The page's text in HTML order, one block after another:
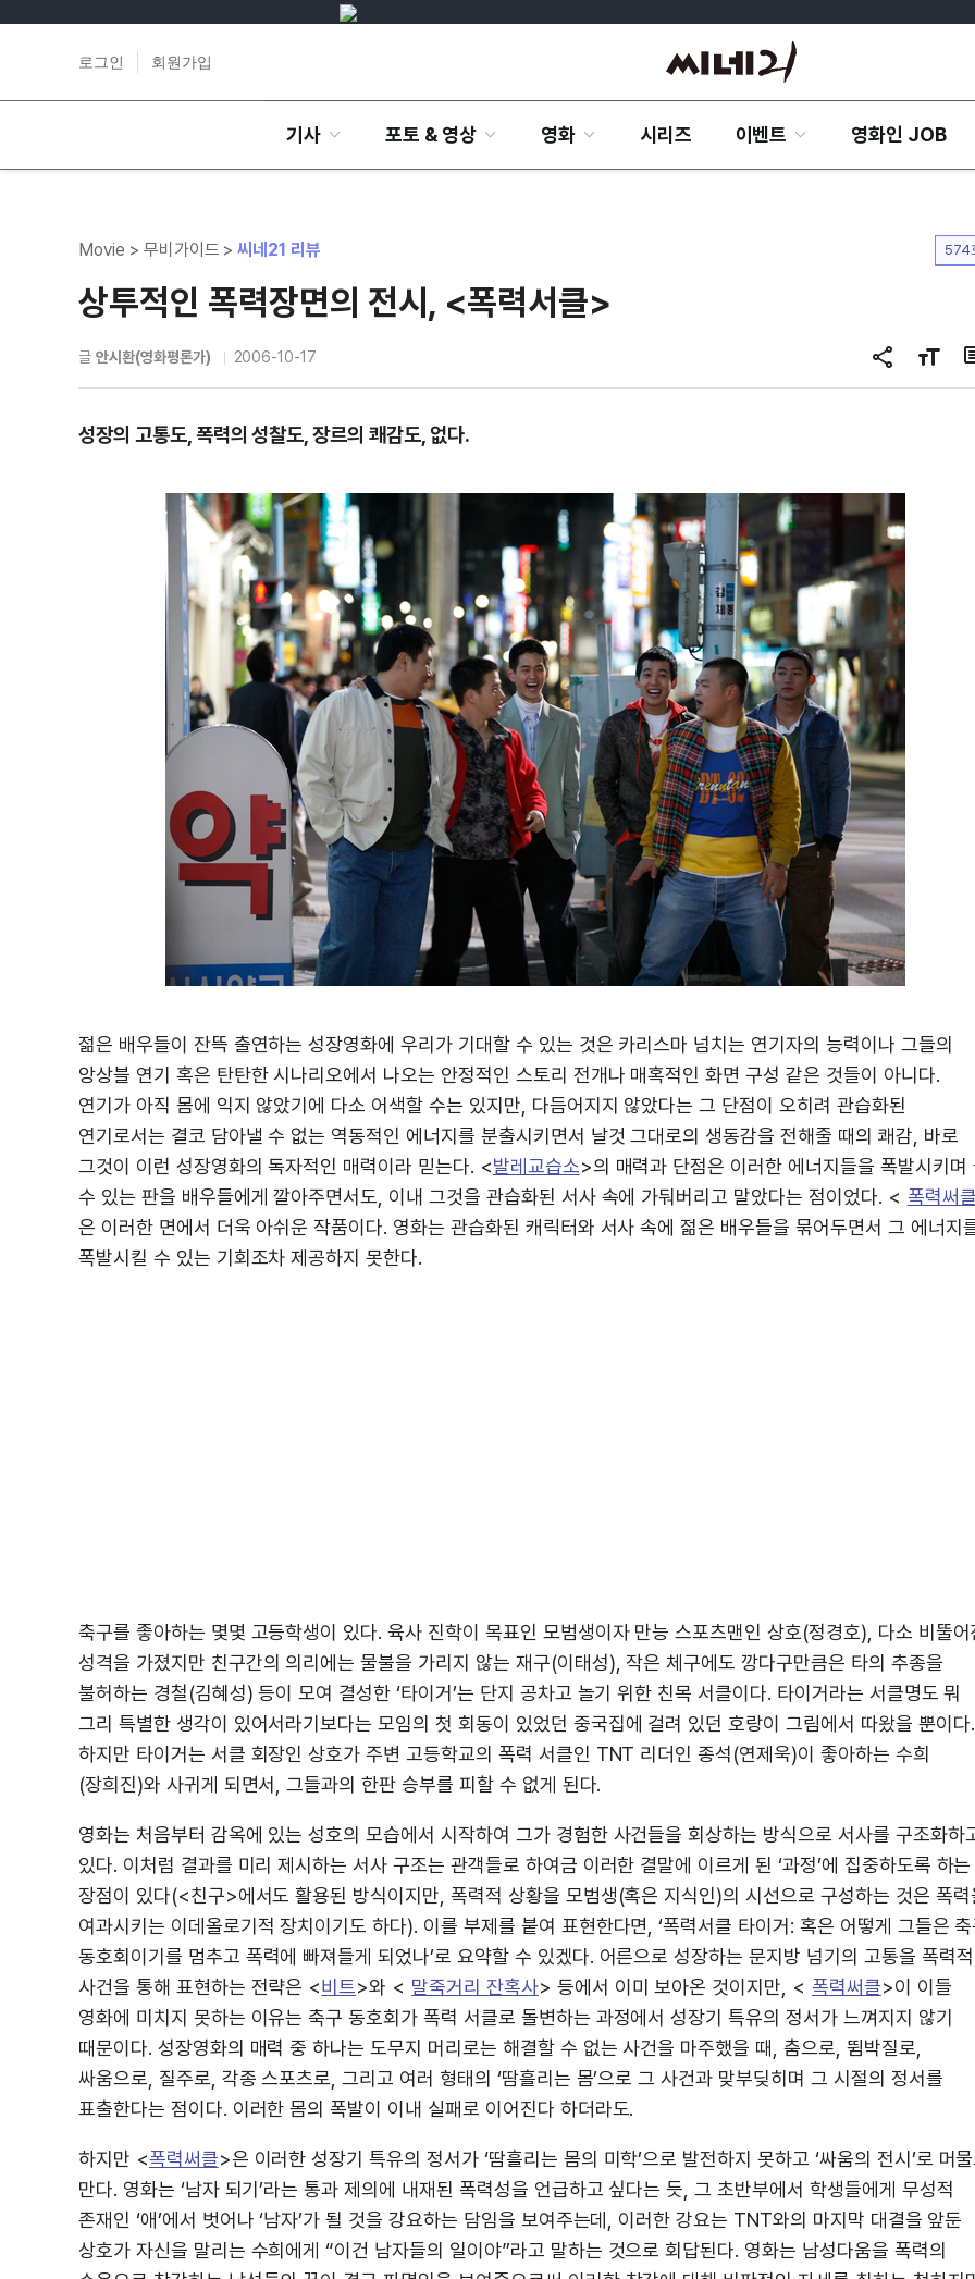
로그인 회원가입
기사 포토 & 영상 영화 시리즈 이벤트 영화인 JOB
Movie > 무비가이드 >씨네21 리뷰 574
상투적인 폭력장면의 전시, <폭력서클>
글 안시환(영화평론가) 2006-10-17
공
유
글
자
성장의 고통도, 폭력의 성찰도, 장르의 쾌감도, 없다.
젊은 배우들이 잔뜩 출연하는 성장영화에 우리가 기대할 수 있는 것은 카리스마 넘치는 연기자의 능력이나 그들의
앙상블 연기 혹은 탄탄한 시나리오에서 나오는 안정적인 스토리 전개나 매혹적인 화면 구성 같은 것들이 아니다.
연기가 아직 몸에 익지 않았기에 다소 어색할 수는 있지만, 다듬어지지 않았다는 그 단점이 오히려 관습화된
연기로서는 결코 담아낼 수 없는 역동적인 에너지를 분출시키면서 날것 그대로의 생동감을 전해줄 때의 쾌감, 바로
그것이 이런 성장영화의 독자적인 매력이라 믿는다. <발레교습소>의 매력과 단점은 이러한 에너지들을 폭발시키며
수 있는 판을 배우들에게 깔아주면서도, 이내 그것을 관습화된 서사 속에 가둬버리고 말았다는 점이었다. < 폭력써
은 이러한 면에서 더욱 아쉬운 작품이다. 영화는 관습화된 캐릭터와 서사 속에 젊은 배우들을 묶어두면서 그 에너지
폭발시킬 수 있는 기회조차 제공하지 못한다.
축구를 좋아하는 몇몇 고등학생이 있다. 육사 진학이 목표인 모범생이자 만능 스포츠맨인 상호(정경호), 다소 비뚤어
성격을 가졌지만 친구간의 의리에는 물불을 가리지 않는 재구(이태성), 작은 체구에도 깡다구만큼은 타의 추종을
불허하는 경철(김혜성) 등이 모여 결성한 ‘타이거’는 단지 공차고 놀기 위한 친목 서클이다. 타이거라는 서클명도 뭐
그리 특별한 생각이 있어서라기보다는 모임의 첫 회동이 있었던 중국집에 걸려 있던 호랑이 그림에서 따왔을 뿐이다.
하지만 타이거는 서클 회장인 상호가 주변 고등학교의 폭력 서클인 TNT 리더인 종석(연제욱)이 좋아하는 수희
(장희진)와 사귀게 되면서, 그들과의 한판 승부를 피할 수 없게 된다.
영화는 처음부터 감옥에 있는 성호의 모습에서 시작하여 그가 경험한 사건들을 회상하는 방식으로 서사를 구조화하
있다. 이처럼 결과를 미리 제시하는 서사 구조는 관객들로 하여금 이러한 결말에 이르게 된 ‘과정’에 집중하도록 하는
장점이 있다(<친구>에서도 활용된 방식이지만, 폭력적 상황을 모범생(혹은 지식인)의 시선으로 구성하는 것은 폭력
여과시키는 이데올로기적 장치이기도 하다). 이를 부제를 붙여 표현한다면, ‘폭력서클 타이거: 혹은 어떻게 그들은
동호회이기를 멈추고 폭력에 빠져들게 되었나’로 요약할 수 있겠다. 어른으로 성장하는 문지방 넘기의 고통을 폭력적
사건을 통해 표현하는 전략은 <비트>와 < 말죽거리 잔혹사> 등에서 이미 보아온 것이지만, < 폭력써클>이 이들
영화에 미치지 못하는 이유는 축구 동호회가 폭력 서클로 돌변하는 과정에서 성장기 특유의 정서가 느껴지지 않기
때문이다. 성장영화의 매력 중 하나는 도무지 머리로는 해결할 수 없는 사건을 마주했을 때, 춤으로, 뜀박질로,
싸움으로, 질주로, 각종 스포츠로, 그리고 여러 형태의 ‘땀흘리는 몸’으로 그 사건과 맞부딪히며 그 시절의 정서를
표출한다는 점이다. 이러한 몸의 폭발이 이내 실패로 이어진다 하더라도.
하지만 <폭력써클>은 이러한 성장기 특유의 정서가 ‘땀흘리는 몸의 미학’으로 발전하지 못하고 ‘싸움의 전시’로 머
만다. 영화는 ‘남자 되기’라는 통과 제의에 내재된 폭력성을 언급하고 싶다는 듯, 그 초반부에서 학생들에게 무성적
존재인 ‘애’에서 벗어나 ‘남자’가 될 것을 강요하는 담임을 보여주는데, 이러한 강요는 TNT와의 마지막 대결을 앞둔
상호가 자신을 말리는 수희에게 “이건 남자들의 일이야”라고 말하는 것으로 회답된다. 영화는 남성다움을 폭력의